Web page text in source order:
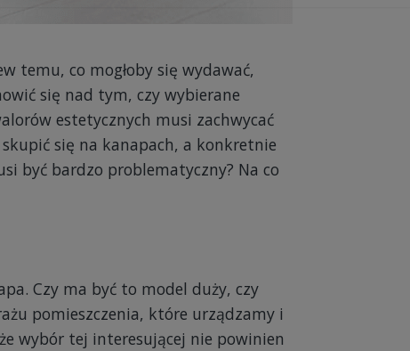
temu, co mogłoby się wydawać,
się nad tym, czy wybierane
estetycznych musi zachwycać
się na kanapach, a konkretnie
być bardzo problematyczny? Na co
Czy ma być to model duży, czy
pomieszczenia, które urządzamy i
wybór tej interesującej nie powinien